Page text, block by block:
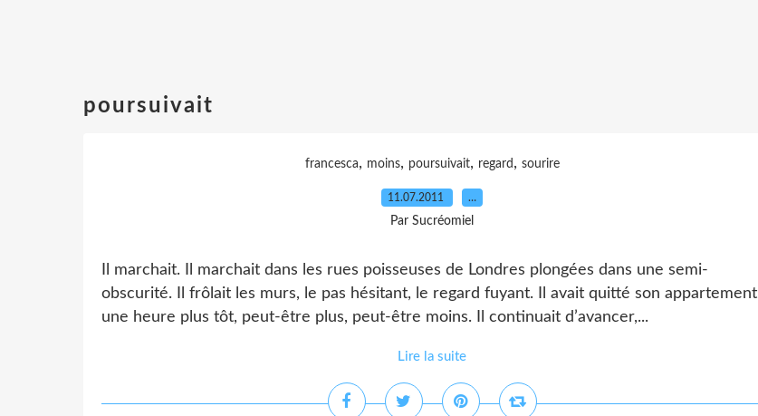
poursuivait
francesca, moins, poursuivait, regard , sourire
11.07.2011 …
Par Sucréomiel
Il marchait. Il marchait dans les rues poisseuses de Londres plongées dans une semi-
obscurité. Il frôlait les murs, le pas hésitant, le regard fuyant. Il avait quitté son appartement
une heure plus tôt, peut-être plus, peut-être moins. Il continuait d’avancer,...
Lire la suite